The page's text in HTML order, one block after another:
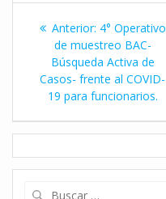
Navegación
entradas
Anterior: Entrada
anterior:
4° Operativo
de muestreo BAC-
Búsqueda Activa de
Casos- frente al COVID-
19 para funcionarios.